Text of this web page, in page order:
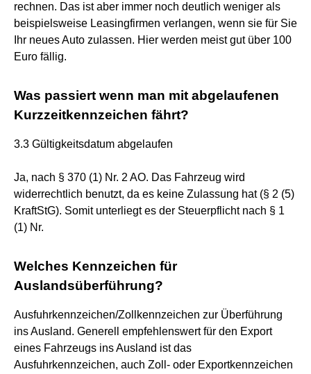
rechnen. Das ist aber immer noch deutlich weniger als
beispielsweise Leasingfirmen verlangen, wenn sie für Sie
Ihr neues Auto zulassen. Hier werden meist gut über 100
Euro fällig.
Was passiert wenn man mit abgelaufenen
Kurzzeitkennzeichen fährt?
3.3 Gültigkeitsdatum abgelaufen
Ja, nach § 370 (1) Nr. 2 AO. Das Fahrzeug wird
widerrechtlich benutzt, da es keine Zulassung hat (§ 2 (5)
KraftStG). Somit unterliegt es der Steuerpflicht nach § 1
(1) Nr.
Welches Kennzeichen für
Auslandsüberführung?
Ausfuhrkennzeichen/Zollkennzeichen zur Überführung
ins Ausland. Generell empfehlenswert für den Export
eines Fahrzeugs ins Ausland ist das
Ausfuhrkennzeichen, auch Zoll- oder Exportkennzeichen